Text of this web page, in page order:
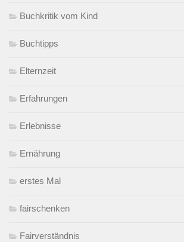
Buchkritik vom Kind
Buchtipps
Elternzeit
Erfahrungen
Erlebnisse
Ernährung
erstes Mal
fairschenken
Fairverständnis